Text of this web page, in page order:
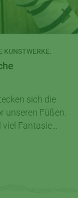
KUNSTWERKE.
sich die
unseren Füßen.
viel Fantasie
für